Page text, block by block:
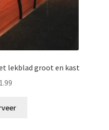
lekblad groot en kast